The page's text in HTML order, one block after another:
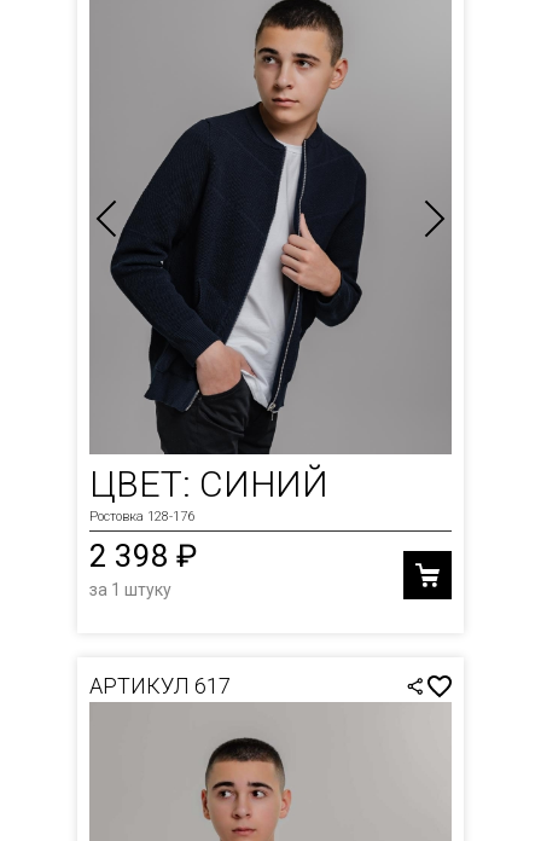
ЦВЕТ: СИНИЙ
Ростовка 128-176
2 398 ₽
за 1 штуку
АРТИКУЛ 617